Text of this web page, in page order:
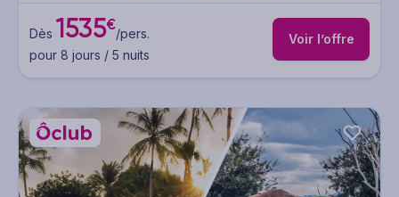
Dès 1535€/pers.
pour 8 jours / 5 nuits
Voir l’offre